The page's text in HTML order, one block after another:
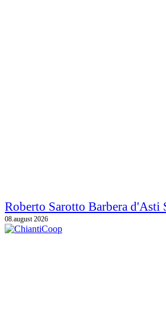
Roberto Sarotto Barbera d'Asti
08.august 2026